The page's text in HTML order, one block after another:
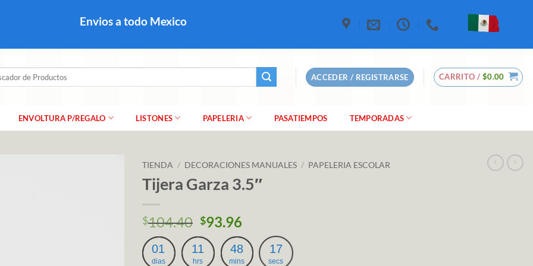
Envios a todo Mexico
ACCEDER / REGISTRARSE CARRITO / $0.00
ENVOLTURA P/REGALO LISTONES PAPELERIA PASATIEMPOS TEMPORADAS
TIENDA / DECORACIONES MANUALES / PAPELERIA ESCOLAR
Tijera Garza 3.5″
$104.40 $93.96
01
dias
11
hrs
48
mins
16
secs